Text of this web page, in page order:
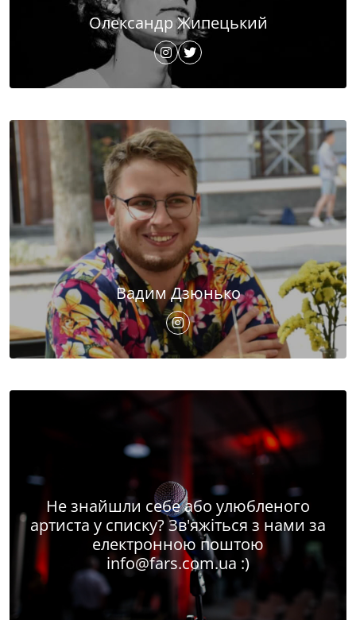
Олександр Жипецький
Вадим Дзюнько
Не знайшли себе або улюбленого
артиста у списку? Зв'яжіться з нами за
електронною поштою
info@fars.com.ua :)